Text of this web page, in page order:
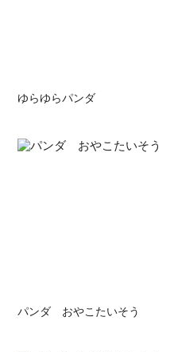
ゆらゆらパンダ
パンダ おやこたいそう